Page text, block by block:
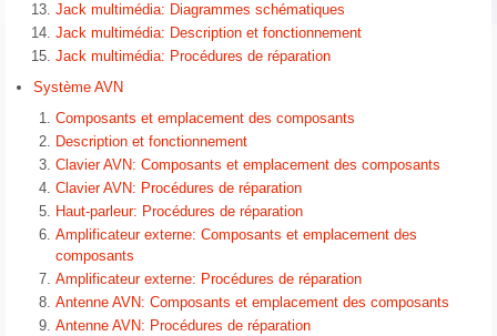
Jack multimédia: Diagrammes schématiques
Jack multimédia: Description et fonctionnement
Jack multimédia: Procédures de réparation
Système AVN
Composants et emplacement des composants
Description et fonctionnement
Clavier AVN: Composants et emplacement des composants
Clavier AVN: Procédures de réparation
Haut-parleur: Procédures de réparation
Amplificateur externe: Composants et emplacement des
composants
Amplificateur externe: Procédures de réparation
Antenne AVN: Composants et emplacement des composants
Antenne AVN: Procédures de réparation